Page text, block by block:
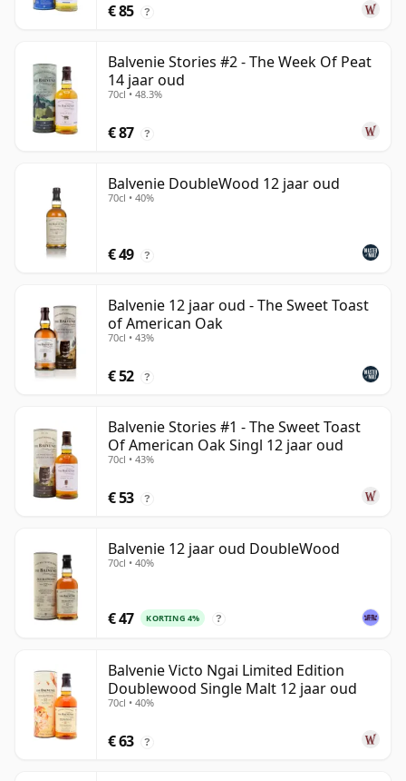
€ 85 ?
Balvenie Stories #2 - The Week Of Peat
14 jaar oud
70cl • 48.3%
€ 87 ?
Balvenie DoubleWood 12 jaar oud
70cl • 40%
€ 49 ?
Balvenie 12 jaar oud - The Sweet Toast
of American Oak
70cl • 43%
€ 52 ?
Balvenie Stories #1 - The Sweet Toast
Of American Oak Singl 12 jaar oud
70cl • 43%
€ 53 ?
Balvenie 12 jaar oud DoubleWood
70cl • 40%
€ 47 KORTING 4% ?
Balvenie Victo Ngai Limited Edition
Doublewood Single Malt 12 jaar oud
70cl • 40%
€ 63 ?